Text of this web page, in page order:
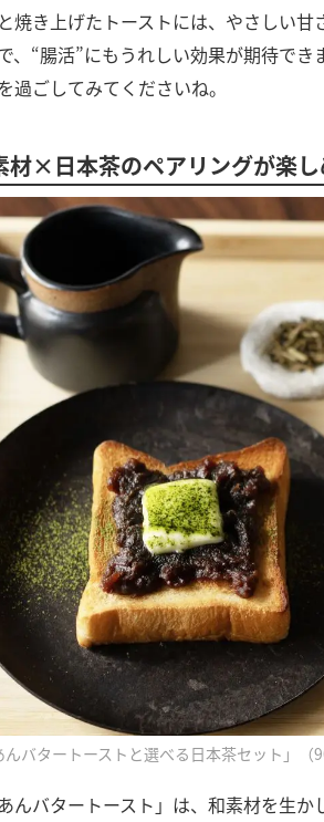
焼き上げたトーストには、やさしい
、“腸活”にもうれしい効果が期待で
過ごしてみてくださいね。
材×日本茶のペアリングが楽
んバタートーストと選べる日本茶セット」（
あんバタートースト」は、和素材を生